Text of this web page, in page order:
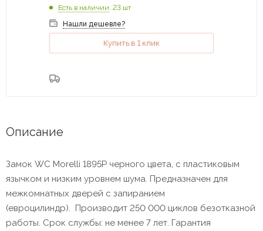
Есть в наличии: 23 шт
Нашли дешевле?
Купить в 1 клик
Описание
Замок WC Morelli 1895P черного цвета, с пластиковым
язычком и низким уровнем шума. Предназначен для
межкомнатных дверей с запиранием
(евроцилиндр). Производит 250 000 циклов безотказной
работы. Срок службы: не менее 7 лет. Гарантия